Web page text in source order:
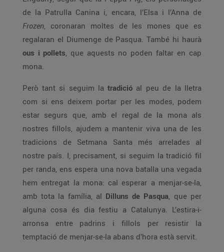
de la Patrulla Canina i, encara, l’Elsa i l’Anna de
Frozen, coronaran moltes de les mones que es
regalaran el Diumenge de Pasqua. També hi haurà
ous i pollets, que aquests no poden faltar en cap
mona.
Però tant si seguim la tradició al peu de la lletra
com si ens deixem portar per les modes, podem
estar segurs que, amb el regal de la mona als
nostres fillols, ajudem a mantenir viva una de les
tradicions de Setmana Santa més arrelades al
nostre país. I, precisament, si seguim la tradició fil
per randa, ens espera una nova batalla una vegada
hem entregat la mona: cal esperar a menjar-se-la,
amb tota la família, al Dilluns de Pasqua, que per
alguna cosa és dia festiu a Catalunya. L’estira-i-
arronsa entre padrins i fillols per resistir la
temptació de menjar-se-la abans d’hora està servit.